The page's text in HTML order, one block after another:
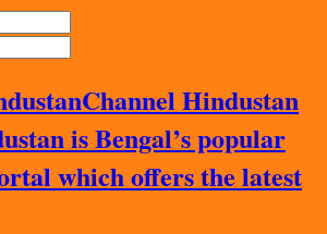
Channel Hindustan
is Bengal’s popular
which offers the latest